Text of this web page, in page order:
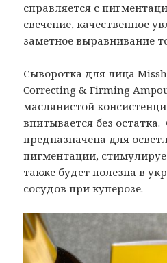
справляется с
свечение, качественное
заметное выравнивание
Сыворотка для лица
Correcting & Firming
маслянистой
впитывается без
предназначена для
пигментации,
также будет полезна в
сосудов при куперозе.